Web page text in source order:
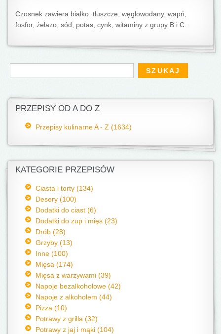
Czosnek zawiera białko, tłuszcze, węglowodany, wapń,
fosfor, żelazo, sód, potas, cynk, witaminy z grupy B i C.
Formularz wyszukiwania
Szukaj
PRZEPISY OD A DO Z
Przepisy kulinarne A - Z (1634)
KATEGORIE PRZEPISÓW
Ciasta i torty (134)
Desery (100)
Dodatki do ciast (6)
Dodatki do zup i mięs (23)
Drób (28)
Grzyby (13)
Inne (100)
Mięsa (174)
Mięsa z warzywami (39)
Napoje bezalkoholowe (42)
Napoje z alkoholem (44)
Pizza (10)
Potrawy z grilla (32)
Potrawy z jaj i mąki (104)